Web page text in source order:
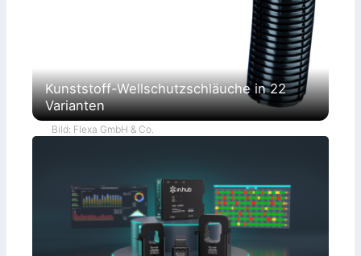
Kunststoff-Wellschutzschläuche in 22
Varianten
Bild: Flexa GmbH & Co.